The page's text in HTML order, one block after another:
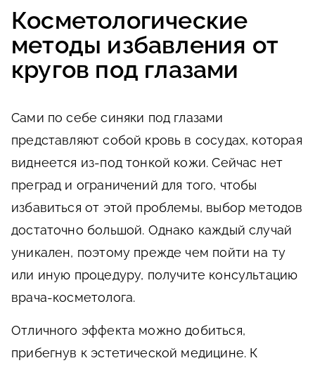
Косметологические
методы избавления от
кругов под глазами
Сами по себе синяки под глазами
представляют собой кровь в сосудах, которая
виднеется из-под тонкой кожи. Сейчас нет
преград и ограничений для того, чтобы
избавиться от этой проблемы, выбор методов
достаточно большой. Однако каждый случай
уникален, поэтому прежде чем пойти на ту
или иную процедуру, получите консультацию
врача-косметолога.
Отличного эффекта можно добиться,
прибегнув к эстетической медицине. К